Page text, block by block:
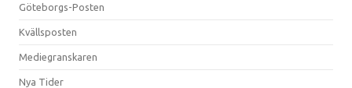
Göteborgs-Posten
Kvällsposten
Mediegranskaren
Nya Tider